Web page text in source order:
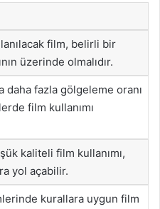
film, belirli bir
üzerinde olmalıdır.
daha fazla gölgeleme oranı
film kullanımı
kaliteli film kullanımı,
yol açabilir.
kurallara uygun film